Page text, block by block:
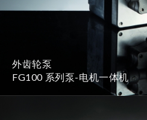
外齿轮泵
FG100 系列泵-电机一体机